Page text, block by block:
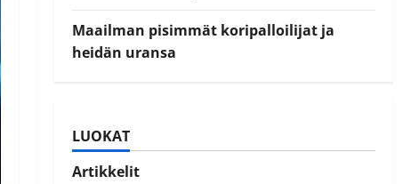
Maailman pisimmät koripalloilijat ja
heidän uransa
LUOKAT
Artikkelit